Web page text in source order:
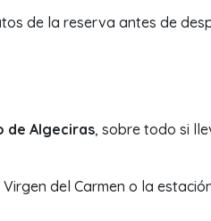
de la reserva antes de
de Algeciras, sobre todo si
del Carmen o la